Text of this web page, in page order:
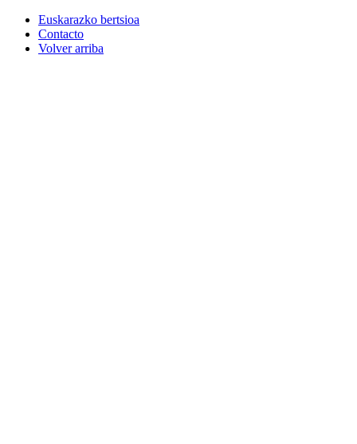
Euskarazko bertsioa
Contacto
Volver arriba